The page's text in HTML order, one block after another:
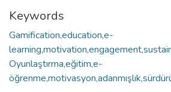
Keywords
Gamification,education,e-
Oyunlaştırma,eğitim,e-